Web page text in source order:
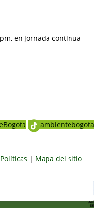
en jornada continua
ambientebogota
| Mapa del sitio